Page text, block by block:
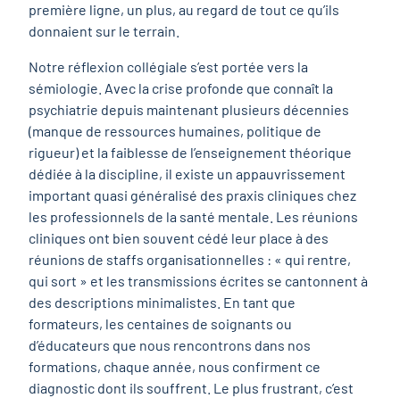
première ligne, un plus, au regard de tout ce qu’ils
donnaient sur le terrain.
Notre réflexion collégiale s’est portée vers la
sémiologie. Avec la crise profonde que connaît la
psychiatrie depuis maintenant plusieurs décennies
(manque de ressources humaines, politique de
rigueur) et la faiblesse de l’enseignement théorique
dédiée à la discipline, il existe un appauvrissement
important quasi généralisé des praxis cliniques chez
les professionnels de la santé mentale. Les réunions
cliniques ont bien souvent cédé leur place à des
réunions de staffs organisationnelles : « qui rentre,
qui sort » et les transmissions écrites se cantonnent à
des descriptions minimalistes. En tant que
formateurs, les centaines de soignants ou
d’éducateurs que nous rencontrons dans nos
formations, chaque année, nous confirment ce
diagnostic dont ils souffrent. Le plus frustrant, c’est